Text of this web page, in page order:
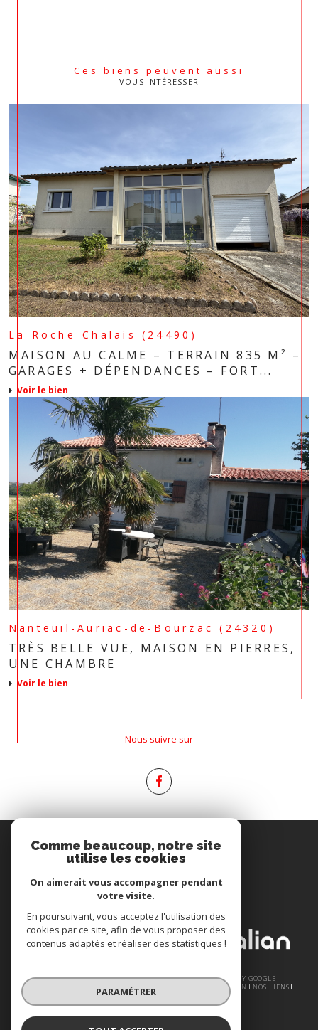
Ces biens peuvent aussi
VOUS INTÉRESSER
La Roche-Chalais (24490)
MAISON AU CALME – TERRAIN 835 M² –
GARAGES + DÉPENDANCES – FORT...
voir le bien
Nanteuil-Auriac-de-Bourzac (24320)
TRÈS BELLE VUE, MAISON EN PIERRES,
UNE CHAMBRE
voir le bien
Nous suivre sur
PROPRIÉTAIRE
ADHÉRONS
© 2026 | TOUS DROITS RÉSERVÉS | TRADUCTION POWERED BY GOOGLE |
PLAN DU SITE ADMIN
NOS LIENS
POLITIQUE RGPD
Comme beaucoup, notre site
utilise les cookies
On aimerait vous accompagner pendant
votre visite.
En poursuivant, vous acceptez l'utilisation des
cookies par ce site, afin de vous proposer des
contenus adaptés et réaliser des statistiques !
PARAMÉTRER